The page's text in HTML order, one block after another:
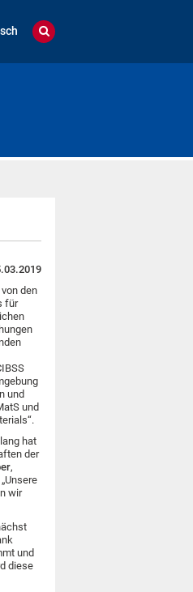
den
für
und
und
hat
der
,
wir
und
diese